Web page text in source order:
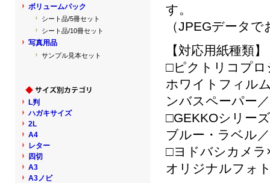
す。
（JPEGデータ
【対応用紙種類】
□ピクトリコプ
ホワイトフィル
ンバスペーパー
□GEKKOシリー
ブルー・ラベル
□ヨドバシカメ
オリジナルフォ
ボリュームパック
シート品/5冊セット
シート品/10冊セット
写真用品
サンプル見本セット
L判
ハガキサイズ
2L
A4
レター
四切
A3
A3ノビ